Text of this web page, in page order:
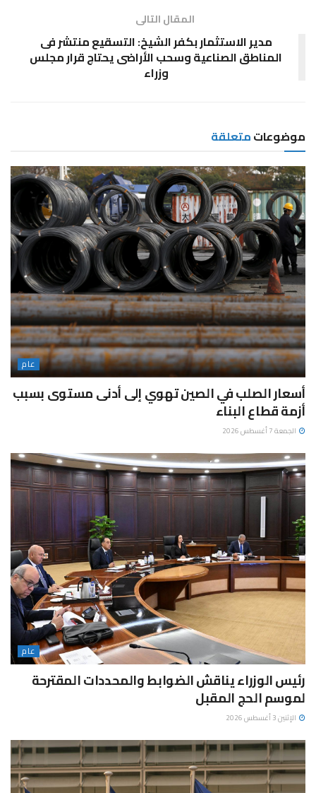
المقال التالى
مدير الاستثمار بكفر الشيخ: التسقيع منتشر فى
المناطق الصناعية وسحب الأراضى يحتاج قرار مجلس
وزراء
موضوعاتمتعلقة
عام
أسعار الصلب في الصين تهوي إلى أدنى مستوى بسبب
أزمة قطاع البناء
الجمعة 7 أغسطس 2026
عام
رئيس الوزراء يناقش الضوابط والمحددات المقترحة
لموسم الحج المقبل
الإثنين 3 أغسطس 2026